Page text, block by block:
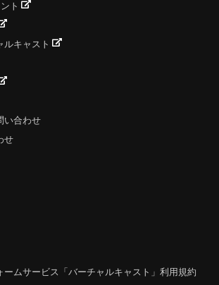
ト
ルキャスト
い合わせ
せ
ームサービス「バーチャルキャスト」利用規約